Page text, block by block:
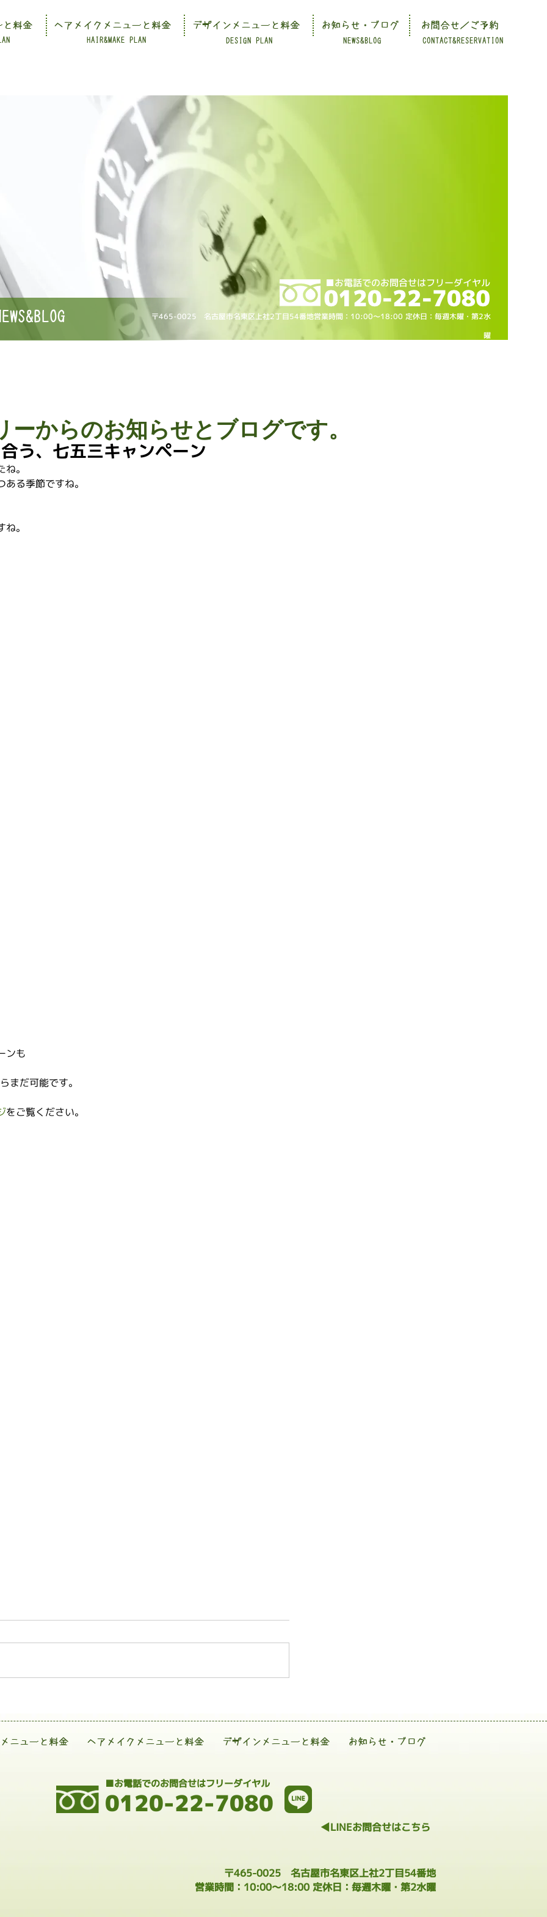
CONTACT&RESERVATION
HAIR&MAKE PLAN DESIGN PLAN NEWS&BLOG
と料金 ヘアメイクメニューと料金 デザインメニューと料金 お知らせ・ブログ お問合せ／ご予約
〒465-0025 名古屋市名東区上社2丁目54番地営業時間：10:00～18:00 定休日：毎週木曜・第2水
曜
う、七五三キャンペーン
。
る季節ですね。
。
ンも
まだ可能です。
をご覧ください。
ーからのお知らせとブログです。
ニューと料金 ヘアメイクメニューと料金 デザインメニューと料金 お知らせ・ブログ
0120-22-7080
■お電話でのお問合せはフリーダイヤル
◀LINEお問合せはこちら
〒465-0025 名古屋市名東区上社2丁目54番地
営業時間：10:00～18:00 定休日：毎週木曜・第2水曜